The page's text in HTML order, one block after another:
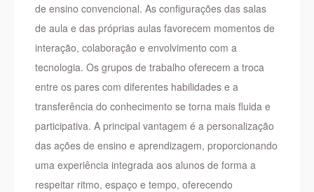
de ensino convencional. As configurações das salas
de aula e das próprias aulas favorecem momentos de
interação, colaboração e envolvimento com a
tecnologia. Os grupos de trabalho oferecem a troca
entre os pares com diferentes habilidades e a
transferência do conhecimento se torna mais fluida e
participativa. A principal vantagem é a personalização
das ações de ensino e aprendizagem, proporcionando
uma experiência integrada aos alunos de forma a
respeitar ritmo, espaço e tempo, oferecendo